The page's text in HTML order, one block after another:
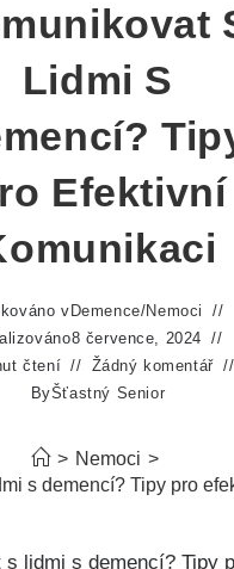
Lidmi S
Efektivní
v Demence/Nemoci
8 července, 2024
čtení
Žádný komentář
ByŠťastný Senior
> Nemoci >
s demencí? Tipy pro